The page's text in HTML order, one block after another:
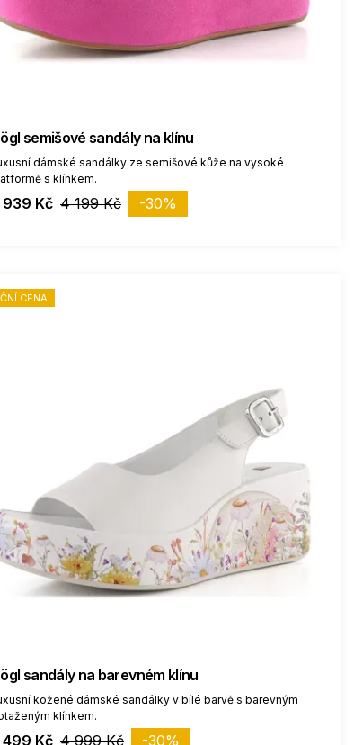
semišové sandály na klínu
dámské sandálky ze semišové kůže na vysoké
s klínkem.
939 Kč 4 199 Kč -30%
CENA
sandály na barevném klínu
kožené dámské sandálky v bílé barvě s barevným
klínkem.
499 Kč 4 999 Kč -30%